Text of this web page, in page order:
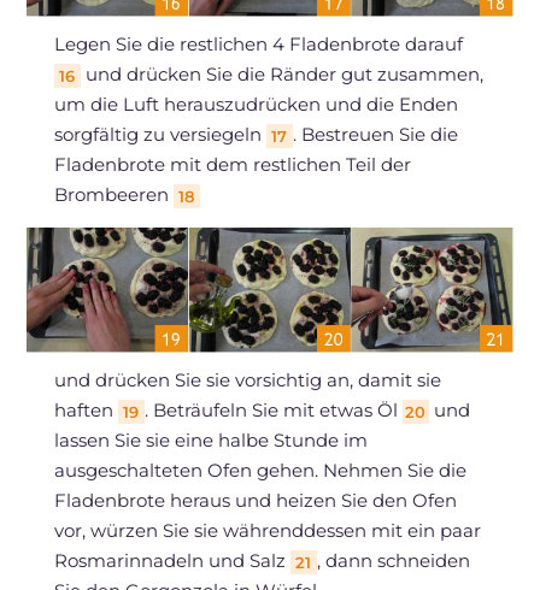
Legen Sie die restlichen 4 Fladenbrote darauf
16
und drücken Sie die Ränder gut zusammen,
um die Luft herauszudrücken und die Enden
sorgfältig zu versiegeln 17 . Bestreuen Sie die
Fladenbrote mit dem restlichen Teil der
Brombeeren 18
und drücken Sie sie vorsichtig an, damit sie
haften 19 . Beträufeln Sie mit etwas Öl 20 und
lassen Sie sie eine halbe Stunde im
ausgeschalteten Ofen gehen. Nehmen Sie die
Fladenbrote heraus und heizen Sie den Ofen
vor, würzen Sie sie währenddessen mit ein paar
Rosmarinnadeln und Salz 21 , dann schneiden